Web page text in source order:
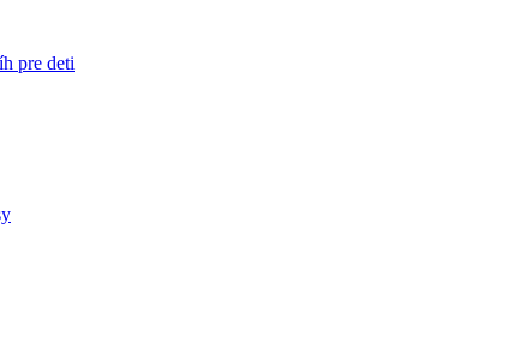
pre deti